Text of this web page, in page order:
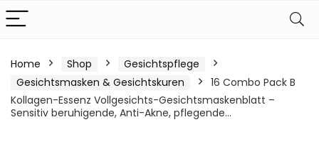
Home Shop
Gesichtspflege
Gesichtsmasken & Gesichtskuren
16 Combo Pack B
Kollagen-Essenz Vollgesichts-Gesichtsmaskenblatt –
Sensitiv beruhigende, Anti-Akne, pflegende…